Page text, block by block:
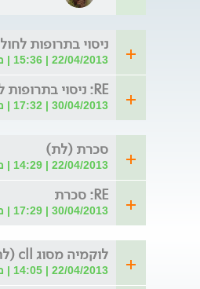
ניסוי בתרופות
22/04/2013 | 15:36 | מאת: דליה
RE: ניסוי בתרופות לחולי פרקינסון
30/04/2013 | 17:32 | מאת: ד"ר מינה ארינוס
סכרת (לת)
22/04/2013 | 14:29 | מאת: רוני שטרן
RE: סכרת
30/04/2013 | 17:29 | מאת: ד"ר מינה ארינוס
לוקמיה מסוג cll (לת)
22/04/2013 | 14:05 | מאת: רותי